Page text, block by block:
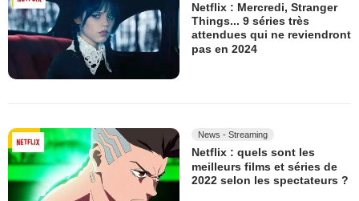
Netflix : Mercredi, Stranger
Things... 9 séries très
attendues qui ne reviendront
pas en 2024
News - Streaming
Netflix : quels sont les
meilleurs films et séries de
2022 selon les spectateurs ?